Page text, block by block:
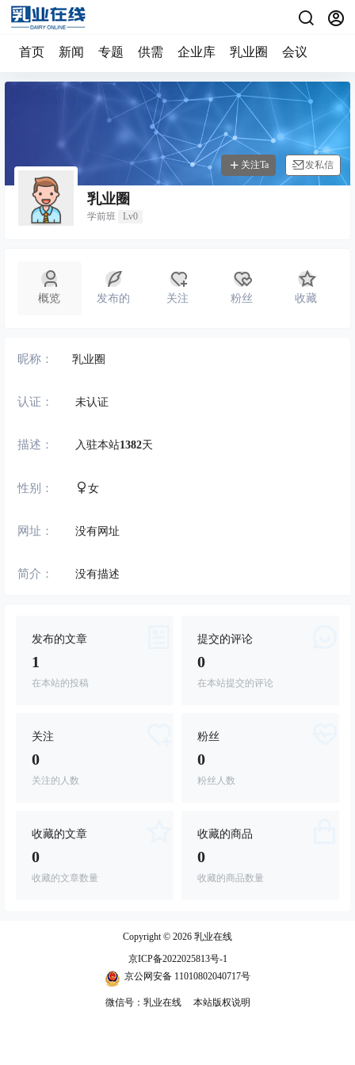
首页 新闻 专题 供需 企业库 乳业圈 会议
乳业圈
学前班 Lv0
关注Ta 发私信
概览 发布的 关注 粉丝 收藏
昵称： 乳业圈
认证： 未认证
描述： 入驻本站1382天
性别： 女
网址： 没有网址
简介： 没有描述
发布的文章
1
在本站的投稿
提交的评论
0
在本站提交的评论
关注
0
关注的人数
粉丝
0
粉丝人数
收藏的文章
0
收藏的文章数量
收藏的商品
0
收藏的商品数量
Copyright © 2026 乳业在线
京ICP备2022025813号-1
京公网安备 11010802040717号
微信号：乳业在线 本站版权说明